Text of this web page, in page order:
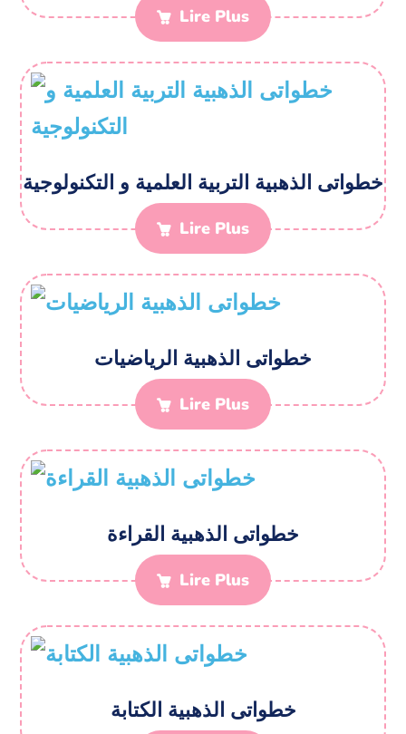
Lire Plus
خطواتی الذهبیة التربیة العلمیة و التکنولوجیة
Lire Plus
خطواتی الذهبیة الریاضیات
Lire Plus
خطواتی الذهبیة القراءة
Lire Plus
خطواتی الذهبیة الکتابة